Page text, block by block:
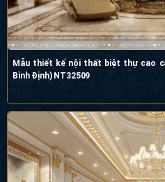
Mẫu thiết kế nội thất biệt thự cao
Bình Định) NT32509